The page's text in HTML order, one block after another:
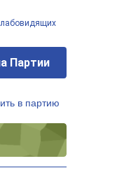
Партии
в партию